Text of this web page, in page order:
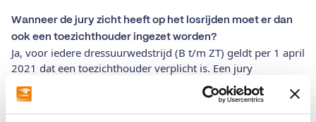
Wanneer de jury zicht heeft op het losrijden moet er dan
ook een toezichthouder ingezet worden?
Ja, voor iedere dressuurwedstrijd (B t/m ZT) geldt per 1 april
2021 dat een toezichthouder verplicht is. Een jury
beoordeelt de proef in de wedstrijdbaan en kan dan niet
tegelijkertijd toezichthouden op het voorterrein. Dit is dan
juist de reden om een toezichthouder in te zetten. Bij